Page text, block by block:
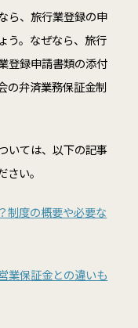
ら、旅行業登録の申
う。なぜなら、旅行
登録申請書類の添付
の弁済業務保証金制
いては、以下の記事
い。
制度の概要や必要な
業保証金との違いも